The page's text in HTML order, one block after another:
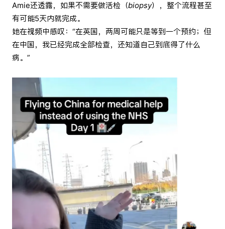
Amie还透露，如果不需要做活检（biopsy），整个流程甚至
有可能5天内就完成。
她在视频中感叹：“在英国，两周可能只是等到一个预约；但
在中国，我已经完成全部检查，还知道自己到底得了什么
病。”